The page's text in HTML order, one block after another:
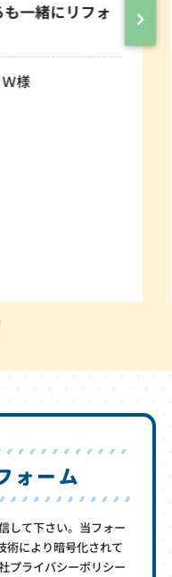
一緒にリフォ
様
ォーム
して下さい。当フォー
術により暗号化されて
プライバシーポリシー